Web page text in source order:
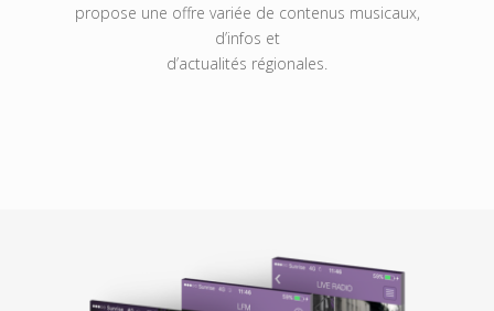
propose une offre variée de contenus musicaux,
d’infos et
d’actualités régionales.